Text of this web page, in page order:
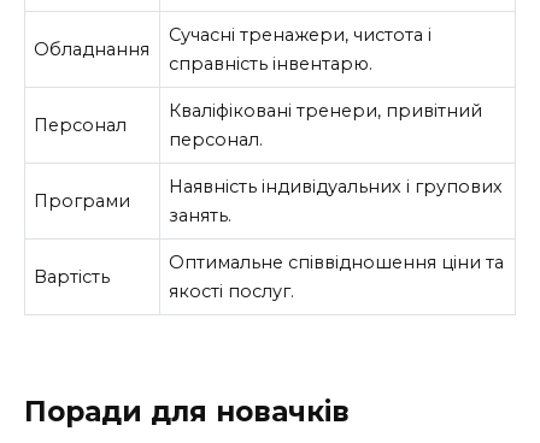
Обладнання
Сучасні тренажери, чистота і
справність інвентарю.
Персонал
Кваліфіковані тренери, привітний
персонал.
Програми
Наявність індивідуальних і групових
занять.
Вартість
Оптимальне співвідношення ціни та
якості послуг.
Поради для новачків